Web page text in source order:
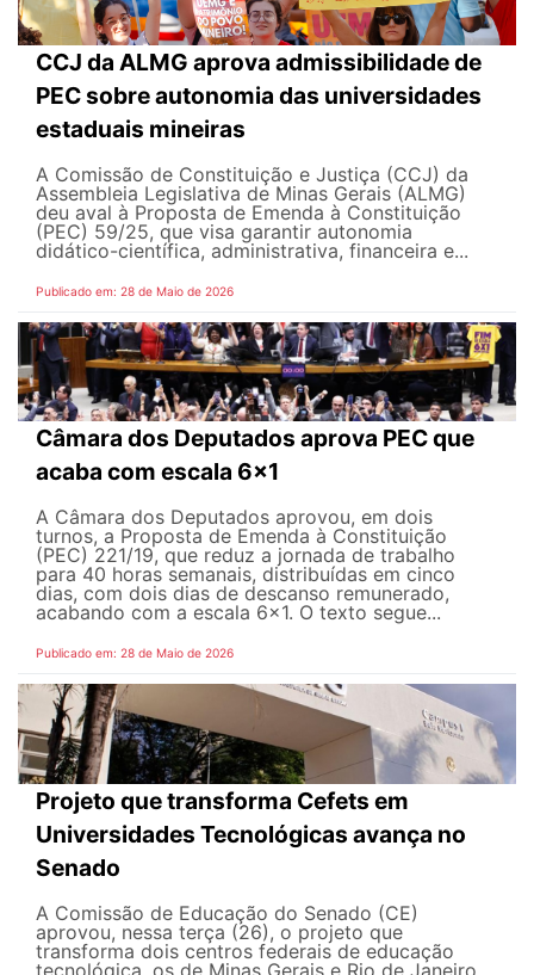
CCJ da ALMG aprova admissibilidade de
PEC sobre autonomia das universidades
estaduais mineiras
A Comissão de Constituição e Justiça (CCJ) da
Assembleia Legislativa de Minas Gerais (ALMG)
deu aval à Proposta de Emenda à Constituição
(PEC) 59/25, que visa garantir autonomia
didático-científica, administrativa, financeira e...
Publicado em: 28 de Maio de 2026
Câmara dos Deputados aprova PEC que
acaba com escala 6x1
A Câmara dos Deputados aprovou, em dois
turnos, a Proposta de Emenda à Constituição
(PEC) 221/19, que reduz a jornada de trabalho
para 40 horas semanais, distribuídas em cinco
dias, com dois dias de descanso remunerado,
acabando com a escala 6x1. O texto segue...
Publicado em: 28 de Maio de 2026
Projeto que transforma Cefets em
Universidades Tecnológicas avança no
Senado
A Comissão de Educação do Senado (CE)
aprovou, nessa terça (26), o projeto que
transforma dois centros federais de educação
tecnológica, os de Minas Gerais e Rio de Janeiro,